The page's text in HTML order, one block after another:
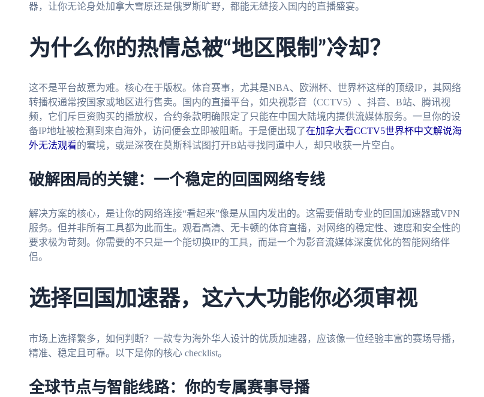
器，让你无论身处加拿大雪原还是俄罗斯旷野，都能无缝接入国内的直播盛宴。
为什么你的热情总被“地区限制”冷却？
这不是平台故意为难。核心在于版权。体育赛事，尤其是NBA、欧洲杯、世界杯这样的顶级IP，其网络
转播权通常按国家或地区进行售卖。国内的直播平台，如央视影音（CCTV5）、抖音、B站、腾讯视
频，它们斥巨资购买的播放权，合约条款明确限定了只能在中国大陆境内提供流媒体服务。一旦你的设
备IP地址被检测到来自海外，访问便会立即被阻断。于是便出现了在加拿大看CCTV5世界杯中文解说海
外无法观看的窘境，或是深夜在莫斯科试图打开B站寻找同道中人，却只收获一片空白。
破解困局的关键：一个稳定的回国网络专线
解决方案的核心，是让你的网络连接“看起来”像是从国内发出的。这需要借助专业的回国加速器或VPN
服务。但并非所有工具都为此而生。观看高清、无卡顿的体育直播，对网络的稳定性、速度和安全性的
要求极为苛刻。你需要的不只是一个能切换IP的工具，而是一个为影音流媒体深度优化的智能网络伴
侣。
选择回国加速器，这六大功能你必须审视
市场上选择繁多，如何判断？一款专为海外华人设计的优质加速器，应该像一位经验丰富的赛场导播，
精准、稳定且可靠。以下是你的核心 checklist。
全球节点与智能线路：你的专属赛事导播